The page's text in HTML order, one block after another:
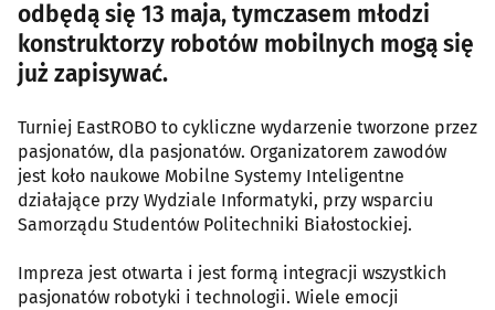
odbędą się 13 maja, tymczasem młodzi
konstruktorzy robotów mobilnych mogą się
już zapisywać.
Turniej EastROBO to cykliczne wydarzenie tworzone przez
pasjonatów, dla pasjonatów. Organizatorem zawodów
jest koło naukowe Mobilne Systemy Inteligentne
działające przy Wydziale Informatyki, przy wsparciu
Samorządu Studentów Politechniki Białostockiej.
Impreza jest otwarta i jest formą integracji wszystkich
pasjonatów robotyki i technologii. Wiele emocji